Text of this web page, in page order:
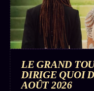
LE GRAND
DIRIGE QUOI
AOÛT 2026